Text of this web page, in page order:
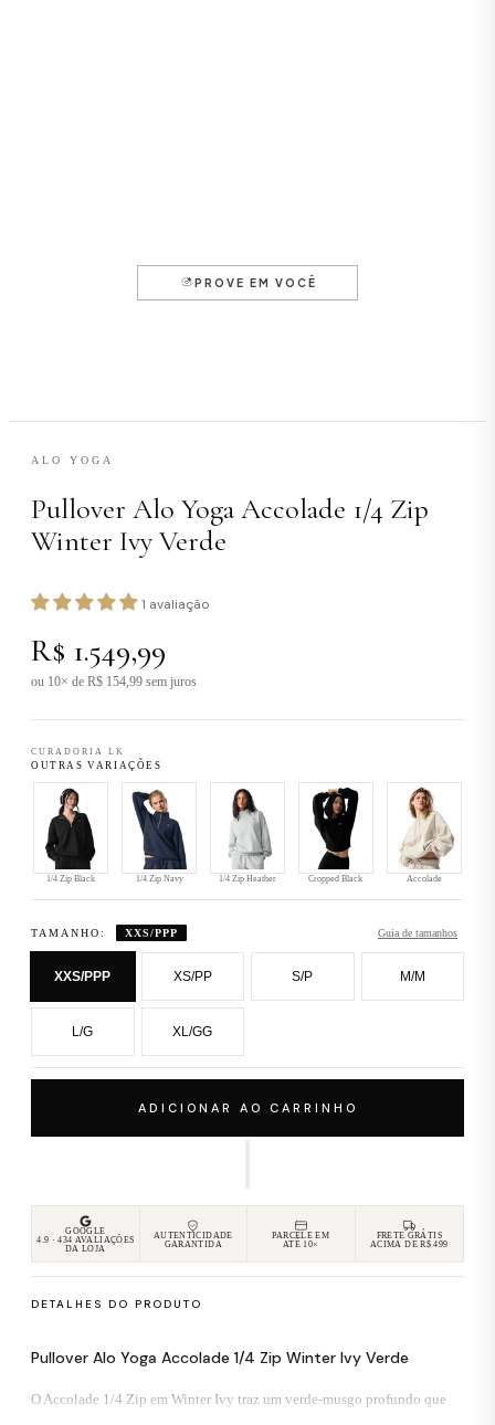
ALO YOGA
Pullover Alo Yoga Accolade 1/4 Zip
Winter Ivy Verde
1 avaliação
R$ 1.549,99
ou 10× de R$ 154,99 sem juros
CURADORIA LK
OUTRAS VARIAÇÕES
1/4 Zip Black 1/4 Zip Navy 1/4 Zip Heather Cropped Black Accolade
TAMANHO: XXS/PPP Guia de tamanhos
XXS/PPP XS/PP S/P M/M
L/G XL/GG
ADICIONAR AO CARRINHO
GOOGLE
4.9 · 434 AVALIAÇÕES
DA LOJA
AUTENTICIDADE
GARANTIDA
PARCELE EM
ATÉ 10×
FRETE GRÁTIS
ACIMA DE R$ 499
DETALHES DO PRODUTO
Pullover Alo Yoga Accolade 1/4 Zip Winter Ivy Verde
O Accolade 1/4 Zip em Winter Ivy traz um verde-musgo profundo que